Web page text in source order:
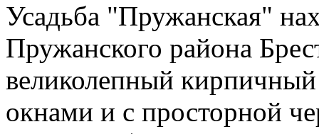
Усадьба "Пружанская"
Пружанского района
великолепный
окнами и с просторной